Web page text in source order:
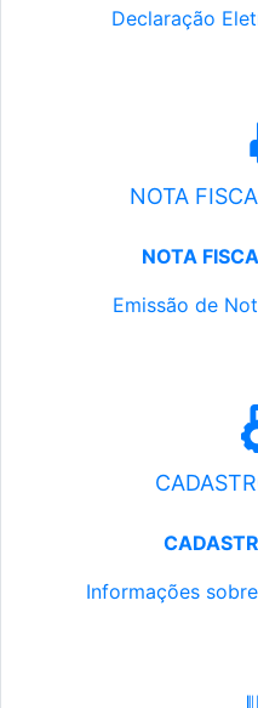
Declaração
NOTA
NOTA
Emissão de
Informações